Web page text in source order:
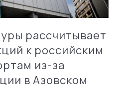
рассчитывает
к российским
из-за
в Азовском